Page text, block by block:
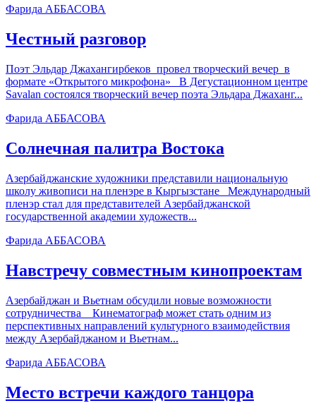
Фарида АББАСОВА
Честный разговор
Поэт Эльдар Джахангирбеков провел творческий вечер в
формате «Открытого микрофона» В Дегустационном центре
Savalan состоялся творческий вечер поэта Эльдара Джаханг...
Фарида АББАСОВА
Солнечная палитра Востока
Азербайджанские художники представили национальную
школу живописи на пленэре в Кыргызстане Международный
пленэр стал для представителей Азербайджанской
государственной академии художеств...
Фарида АББАСОВА
Навстречу совместным кинопроектам
Азербайджан и Вьетнам обсудили новые возможности
сотрудничества Кинематограф может стать одним из
перспективных направлений культурного взаимодействия
между Азербайджаном и Вьетнам...
Фарида АББАСОВА
Место встречи каждого танцора